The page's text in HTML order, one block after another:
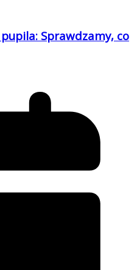
Sprawdzamy, co